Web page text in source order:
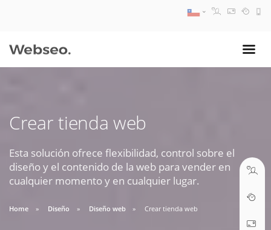
Crear tienda web
Esta solución ofrece flexibilidad, control sobre el
diseño y el contenido de la web para vender en
cualquier momento y en cualquier lugar.
Home Diseño Diseño web Crear tienda web
09:30 AM A 18:30 PM
soporte@webseo.cl
ABRIR TICKET